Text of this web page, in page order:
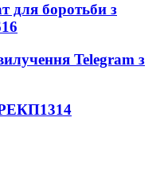
для боротьби з
Telegram з
1314